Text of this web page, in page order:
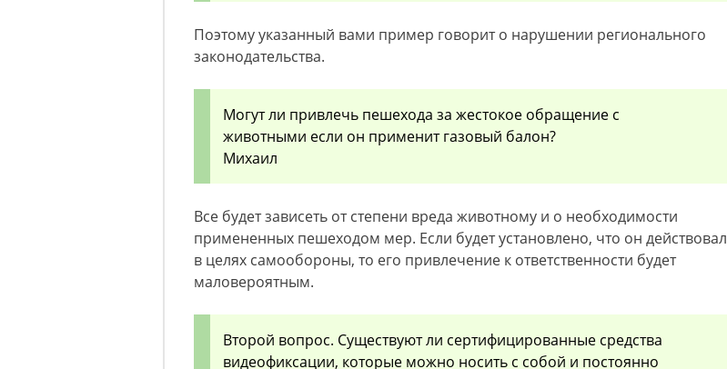
Поэтому указанный вами пример говорит о нарушении регионального
законодательства.
Могут ли привлечь пешехода за жестокое обращение с
животными если он применит газовый балон?
Михаил
Все будет зависеть от степени вреда животному и о необходимости
примененных пешеходом мер. Если будет установлено, что он действовал
в целях самообороны, то его привлечение к ответственности будет
маловероятным.
Второй вопрос. Существуют ли сертифицированные средства
видеофиксации, которые можно носить с собой и постоянно